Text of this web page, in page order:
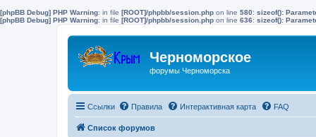
[phpBB Debug] PHP Warning: in file [ROOT]/phpbb/session.php on line 580: sizeof():
[phpBB Debug] PHP Warning: in file [ROOT]/phpbb/session.php on line 636: sizeof():
Черноморское
форумы Черноморска
Ссылки Правила Интерактивная карта FAQ
Список форумов